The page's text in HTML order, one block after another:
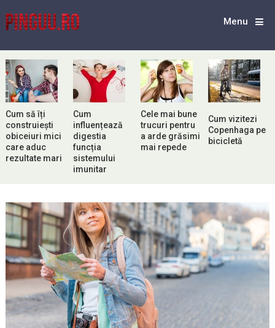
Menu
Cum să îți
construiești
obiceiuri mici
care aduc
rezultate mari
Cum
influențează
digestia
funcția
sistemului
imunitar
Cele mai bune
trucuri pentru
a arde grăsimi
mai repede
Cum vizitezi
Copenhaga pe
bicicletă